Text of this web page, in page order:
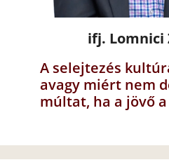
ifj. Lomnici
A selejtezés
avagy miért nem
múltat, ha a jövő